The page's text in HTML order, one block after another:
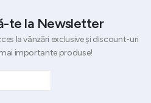
te la Newsletter
la vânzări exclusive și discount-uri
importante produse!